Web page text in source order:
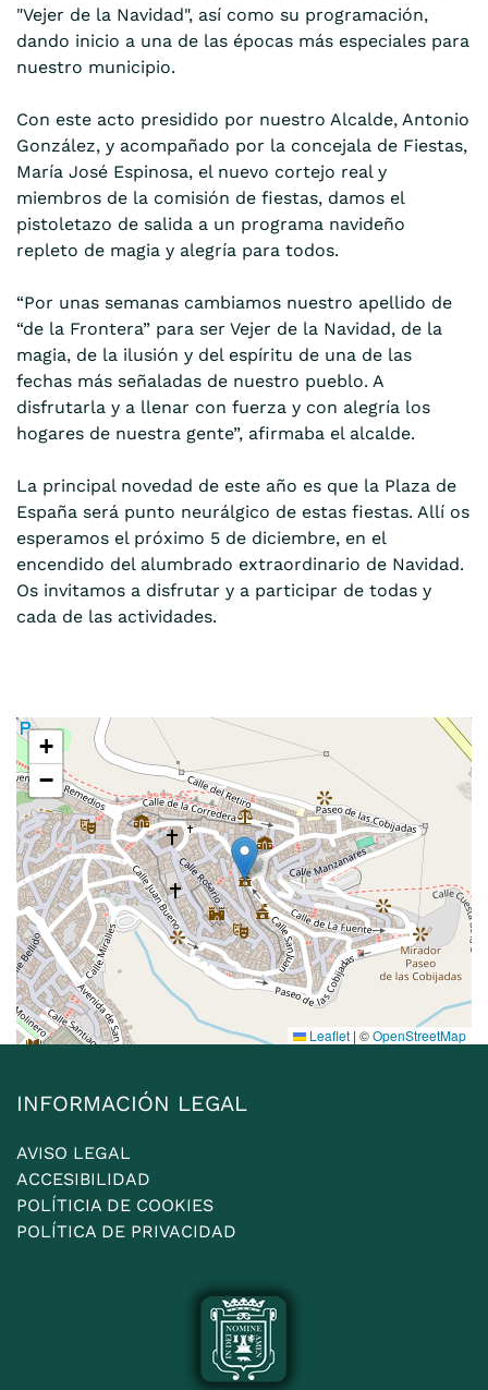
"Vejer de la Navidad", así como su programación,
dando inicio a una de las épocas más especiales para
nuestro municipio.
Con este acto presidido por nuestro Alcalde, Antonio
González, y acompañado por la concejala de Fiestas,
María José Espinosa, el nuevo cortejo real y
miembros de la comisión de fiestas, damos el
pistoletazo de salida a un programa navideño
repleto de magia y alegría para todos.
“Por unas semanas cambiamos nuestro apellido de
“de la Frontera” para ser Vejer de la Navidad, de la
magia, de la ilusión y del espíritu de una de las
fechas más señaladas de nuestro pueblo. A
disfrutarla y a llenar con fuerza y con alegría los
hogares de nuestra gente”, afirmaba el alcalde.
La principal novedad de este año es que la Plaza de
España será punto neurálgico de estas fiestas. Allí os
esperamos el próximo 5 de diciembre, en el
encendido del alumbrado extraordinario de Navidad.
Os invitamos a disfrutar y a participar de todas y
cada de las actividades.
+
−
Leaflet | ©OpenStreetMap
INFORMACIÓN LEGAL
AVISO LEGAL
ACCESIBILIDAD
POLÍTICIA DE COOKIES
POLÍTICA DE PRIVACIDAD